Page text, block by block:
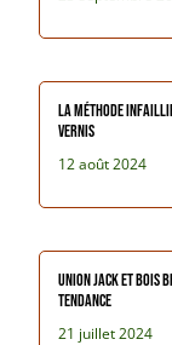
La méthode
vernis
12 août 2024
Union Jack et bois
tendance
21 juillet 2024